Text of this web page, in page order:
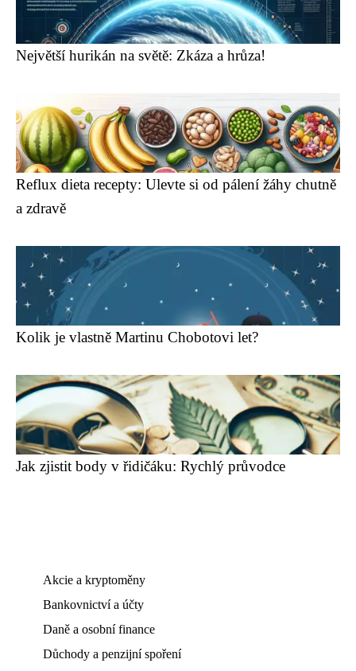
Největší hurikán na světě: Zkáza a hrůza!
Reflux dieta recepty: Ulevte si od pálení žáhy chutně
a zdravě
Kolik je vlastně Martinu Chobotovi let?
Jak zjistit body v řidičáku: Rychlý průvodce
Akcie a kryptoměny
Bankovnictví a účty
Daně a osobní finance
Důchody a penzijní spoření